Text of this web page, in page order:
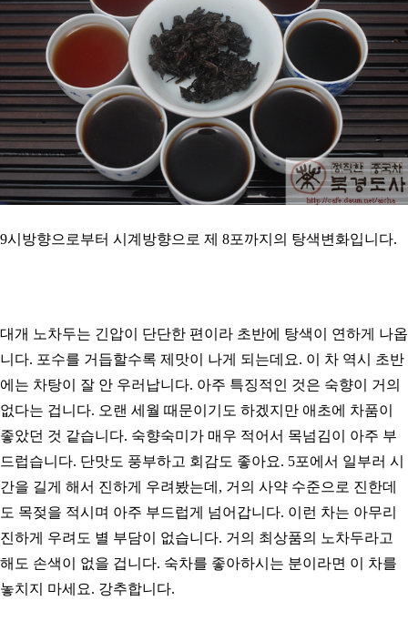
9시방향으로부터 시계방향으로 제 8포까지의 탕색변화입니다.
대개 노차두는 긴압이 단단한 편이라 초반에 탕색이 연하게 나옵
니다. 포수를 거듭할수록 제맛이 나게 되는데요. 이 차 역시 초반
에는 차탕이 잘 안 우러납니다. 아주 특징적인 것은 숙향이 거의
없다는 겁니다. 오랜 세월 때문이기도 하겠지만 애초에 차품이
좋았던 것 같습니다. 숙향숙미가 매우 적어서 목넘김이 아주 부
드럽습니다. 단맛도 풍부하고 회감도 좋아요. 5포에서 일부러 시
간을 길게 해서 진하게 우려봤는데, 거의 사약 수준으로 진한데
도 목젖을 적시며 아주 부드럽게 넘어갑니다. 이런 차는 아무리
진하게 우려도 별 부담이 없습니다. 거의 최상품의 노차두라고
해도 손색이 없을 겁니다. 숙차를 좋아하시는 분이라면 이 차를
놓치지 마세요. 강추합니다.